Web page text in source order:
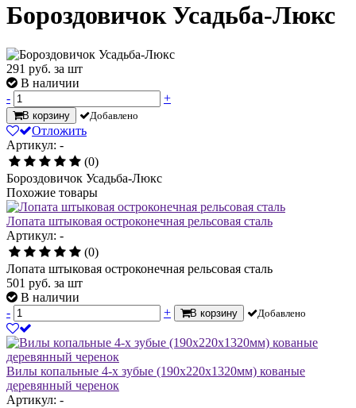
Бороздовичок Усадьба-Люкс
291 руб. за шт
В наличии
-
+
В корзину Добавлено
Отложить
Артикул: -
(0)
Бороздовичок Усадьба-Люкс
Похожие товары
Лопата штыковая остроконечная рельсовая сталь
Артикул: -
(0)
Лопата штыковая остроконечная рельсовая сталь
501 руб. за шт
В наличии
-
+ В корзину Добавлено
Вилы копальные 4-х зубые (190х220х1320мм) кованые
деревянный черенок
Артикул: -